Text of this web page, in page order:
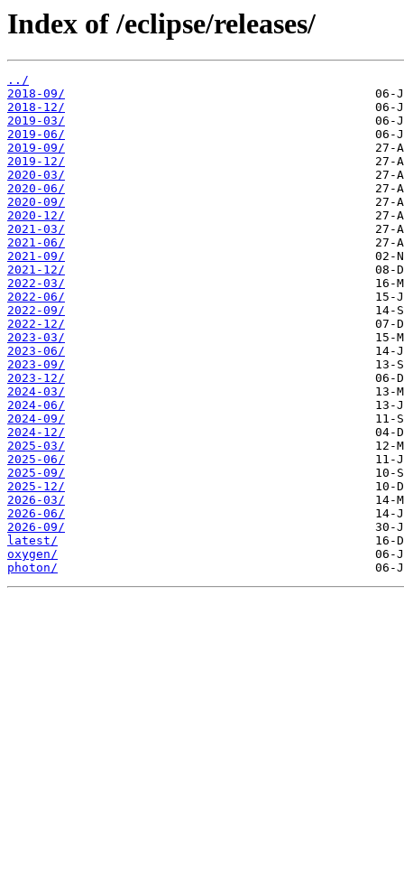
Index of /eclipse/releases/
../
2018-09/
2018-12/
2019-03/
2019-06/
2019-09/
2019-12/
2020-03/
2020-06/
2020-09/
2020-12/
2021-03/
2021-06/
2021-09/
2021-12/
2022-03/
2022-06/
2022-09/
2022-12/
2023-03/
2023-06/
2023-09/
2023-12/
2024-03/
2024-06/
2024-09/
2024-12/
2025-03/
2025-06/
2025-09/
2025-12/
2026-03/
2026-06/
2026-09/
latest/
oxygen/
photon/